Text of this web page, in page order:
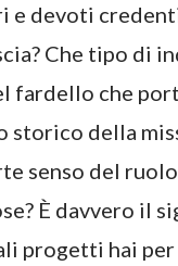
e devoti
Che tipo di
fardello che
storico della
senso del
È davvero il
progetti hai